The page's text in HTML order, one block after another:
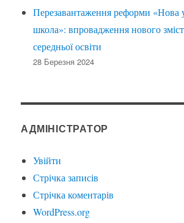
Перезавантаження реформи «Нова
школа»: впровадження нового
середньої освіти
28 Березня 2024
АДМІНІСТРАТОР
Увійти
Стрічка записів
Стрічка коментарів
WordPress.org